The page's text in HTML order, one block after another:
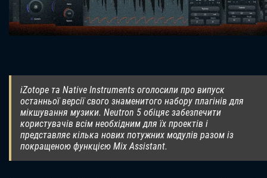
iZotope та Native Instruments оголосили про випуск
останньої версії свого знаменитого набору плагінів для
мікшування музики. Neutron 5 обіцяє забезпечити
користувачів всім необхідним для їх проектів і
представляє кілька нових потужних модулів разом із
покращеною функцією Mix Assistant.